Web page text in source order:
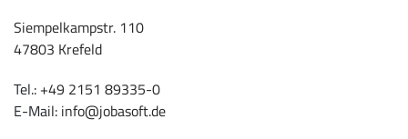
Siempelkampstr. 110
47803 Krefeld
Tel.: +49 2151 89335-0
E-Mail: info@jobasoft.de